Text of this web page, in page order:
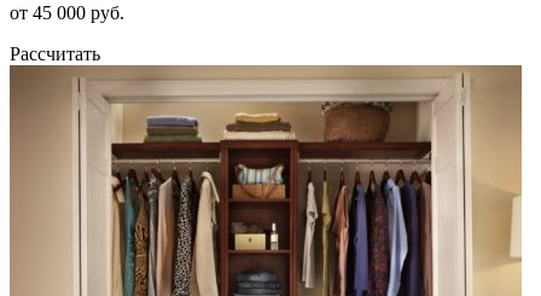
от 45 000 руб.
Рассчитать